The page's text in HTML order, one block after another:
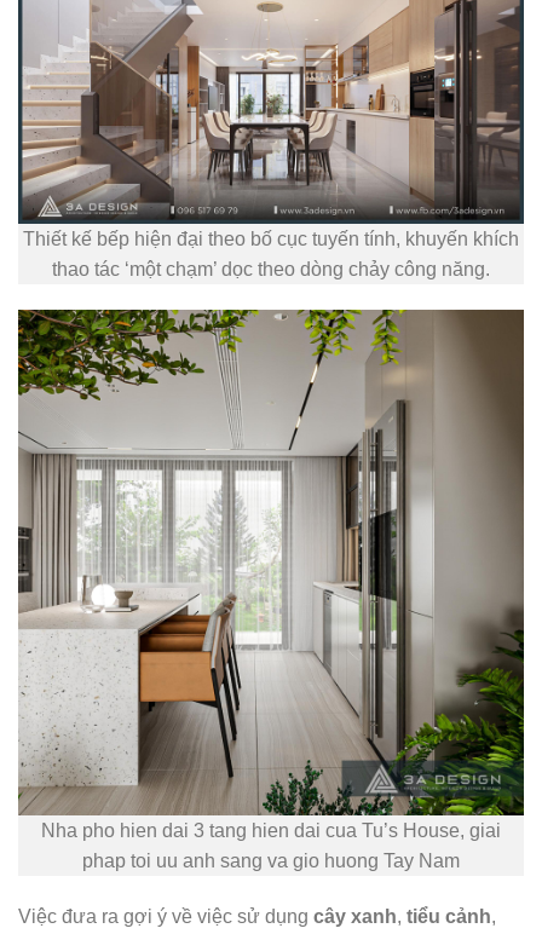
Thiết kế bếp hiện đại theo bố cục tuyến tính, khuyến khích
thao tác ‘một chạm’ dọc theo dòng chảy công năng.
Nha pho hien dai 3 tang hien dai cua Tu’s House, giai
phap toi uu anh sang va gio huong Tay Nam
Việc đưa ra gợi ý về việc sử dụng cây xanh, tiểu cảnh,